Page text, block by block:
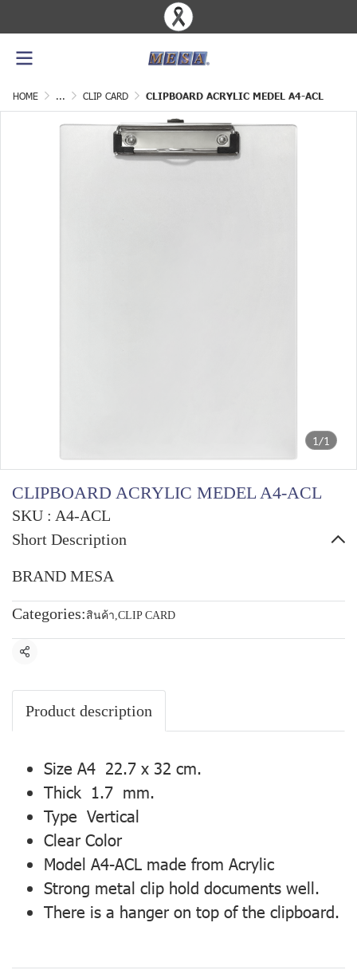
HOME ... CLIP CARD CLIPBOARD ACRYLIC MEDEL A4-ACL
1/1
CLIPBOARD ACRYLIC MEDEL A4-ACL
SKU : A4-ACL
Short Description
BRAND MESA
Categories: สินค้า,CLIP CARD
Share
Product description
Size A4 22.7 x 32 cm.
Thick 1.7 mm.
Type Vertical
Clear Color
Model A4-ACL made from Acrylic
Strong metal clip hold documents well.
There is a hanger on top of the clipboard.